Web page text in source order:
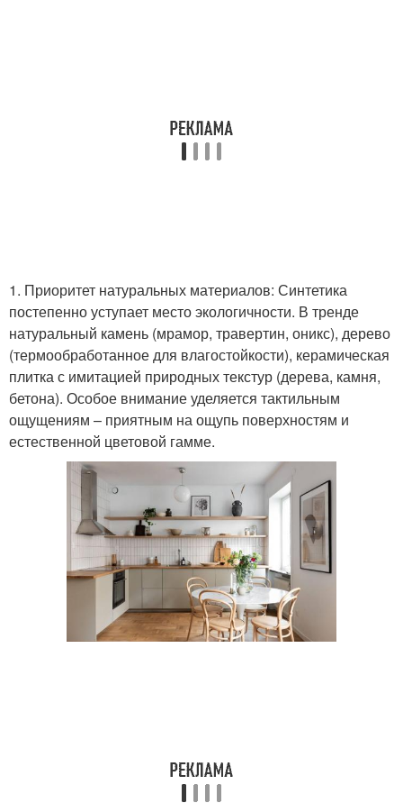
Раковина с подогревом
Раковина из стекла
Раковина с сенсорным
краном
Раковина из кварца Раковина из керамики
Раковина с подставкой Раковина из металла
Раковины для ванной
комнаты
Подвесная раковина
1. Приоритет натуральных материалов: Синтетика
постепенно уступает место экологичности. В тренде
натуральный камень (мрамор, травертин, оникс), дерево
(термообработанное для влагостойкости), керамическая
плитка с имитацией природных текстур (дерева, камня,
бетона). Особое внимание уделяется тактильным
ощущениям – приятным на ощупь поверхностям и
естественной цветовой гамме.